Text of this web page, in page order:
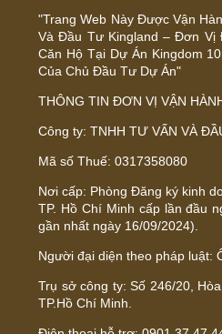
"Trang Web Này Được Vận
Và Đầu Tư Kingland – Đơn Vị
Căn Hộ Tại Dự Án Kingdom
Của Chủ Đầu Tư Dự Án"
THÔNG TIN ĐƠN VỊ VẬN
Công ty: TNHH TƯ VẤN VÀ
Mã số Thuế: 0317358080
Nơi cấp: Phòng Đăng ký kinh
TP. Hồ Chí Minh cấp lần đầu
gần nhất ngày 16/09/2024).
Người đại diện theo pháp luật:
Trụ sở công ty: Số 246/20,
TP.Hồ Chí Minh.